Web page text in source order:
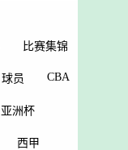
比赛集锦
球员 CBA
亚洲杯
西甲